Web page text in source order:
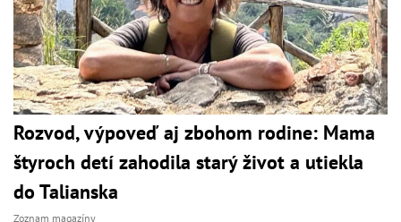
Rozvod, výpoveď aj zbohom rodine: Mama
štyroch detí zahodila starý život a utiekla
do Talianska
Zoznam magazíny